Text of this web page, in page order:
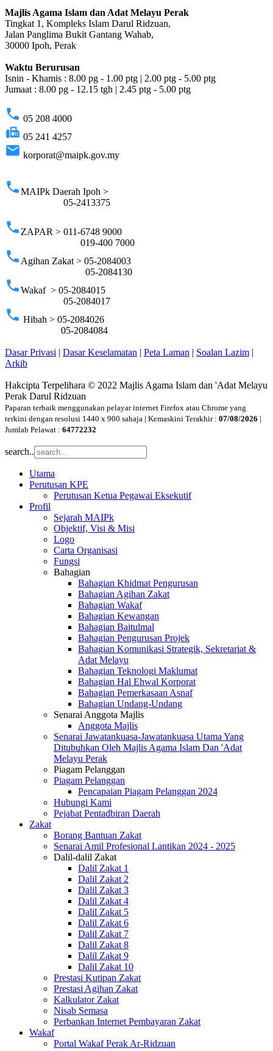
Majlis Agama Islam dan Adat Melayu Perak
Tingkat 1, Kompleks Islam Darul Ridzuan,
Jalan Panglima Bukit Gantang Wahab,
30000 Ipoh, Perak
Waktu Berurusan
Isnin - Khamis : 8.00 pg - 1.00 ptg | 2.00 ptg - 5.00 ptg
Jumaat : 8.00 pg - 12.15 tgh | 2.45 ptg - 5.00 ptg
phone 05 208 4000
fax 05 241 4257
email korporat@maipk.gov.my
phoneMAIPk Daerah Ipoh >
05-2413375
phone ZAPAR > 011-6748 9000
019-400 7000
phone Agihan Zakat > 05-2084003
05-2084130
phoneWakaf > 05-2084015
05-2084017
phone Hibah > 05-2084026
05-2084084
Dasar Privasi | Dasar Keselamatan | Peta Laman | Soalan Lazim |
Arkib
Hakcipta Terpelihara © 2022 Majlis Agama Islam dan 'Adat Melayu
Perak Darul Ridzuan
Paparan terbaik menggunakan pelayar internet Firefox atau Chrome yang
terkini dengan resolusi 1440 x 900 sahaja | Kemaskini Terakhir : 07/08/2026 |
Jumlah Pelawat : 64772232
search..
Utama
Perutusan KPE
Perutusan Ketua Pegawai Eksekutif
Profil
Sejarah MAIPk
Objektif, Visi & Misi
Logo
Carta Organisasi
Fungsi
Bahagian
Bahagian Khidmat Pengurusan
Bahagian Agihan Zakat
Bahagian Wakaf
Bahagian Kewangan
Bahagian Baitulmal
Bahagian Pengurusan Projek
Bahagian Komunikasi Strategik, Sekretariat &
Adat Melayu
Bahagian Teknologi Maklumat
Bahagian Hal Ehwal Korporat
Bahagian Pemerkasaan Asnaf
Bahagian Undang-Undang
Senarai Anggota Majlis
Anggota Majlis
Senarai Jawatankuasa-Jawatankuasa Utama Yang
Ditubuhkan Oleh Majlis Agama Islam Dan 'Adat
Melayu Perak
Piagam Pelanggan
Piagam Pelanggan
Pencapaian Piagam Pelanggan 2024
Hubungi Kami
Pejabat Pentadbiran Daerah
Zakat
Borang Bantuan Zakat
Senarai Amil Profesional Lantikan 2024 - 2025
Dalil-dalil Zakat
Dalil Zakat 1
Dalil Zakat 2
Dalil Zakat 3
Dalil Zakat 4
Dalil Zakat 5
Dalil Zakat 6
Dalil Zakat 7
Dalil Zakat 8
Dalil Zakat 9
Dalil Zakat 10
Prestasi Kutipan Zakat
Prestasi Agihan Zakat
Kalkulator Zakat
Nisab Semasa
Perbankan Internet Pembayaran Zakat
Wakaf
Portal Wakaf Perak Ar-Ridzuan